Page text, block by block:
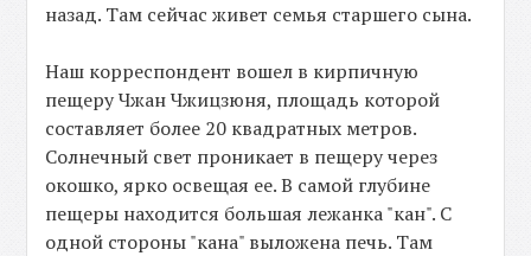
назад. Там сейчас живет семья старшего сына.
Наш корреспондент вошел в кирпичную
пещеру Чжан Чжицзюня, площадь которой
составляет более 20 квадратных метров.
Солнечный свет проникает в пещеру через
окошко, ярко освещая ее. В самой глубине
пещеры находится большая лежанка "кан". С
одной стороны "кана" выложена печь. Там